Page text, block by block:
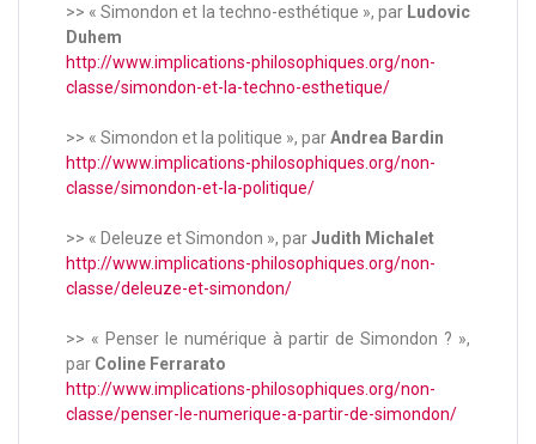
>> « Simondon et la techno-esthétique », par Ludovic
Duhem
http://www.implications-philosophiques.org/non-
classe/simondon-et-la-techno-esthetique/
>> « Simondon et la politique », parAndrea Bardin
http://www.implications-philosophiques.org/non-
classe/simondon-et-la-politique/
>> « Deleuze et Simondon », parJudith Michalet
http://www.implications-philosophiques.org/non-
classe/deleuze-et-simondon/
>> « Penser le numérique à partir de Simondon ? »,
par Coline Ferrarato
http://www.implications-philosophiques.org/non-
classe/penser-le-numerique-a-partir-de-simondon/